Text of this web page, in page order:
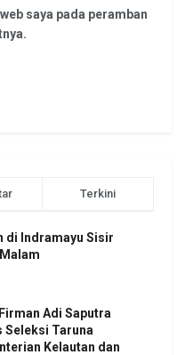
saya pada peramban
Terkini
di Indramayu Sisir
Adi Saputra
Seleksi Taruna
Kelautan dan